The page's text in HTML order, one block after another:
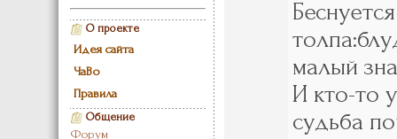
О проекте
Идея сайта
ЧаВо
Правила
Общение
Форум
малый
И кто-то
судьба